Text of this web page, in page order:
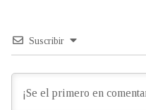
Suscribir